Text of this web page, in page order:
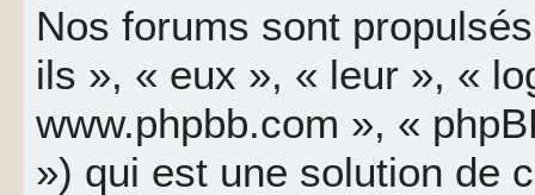
Nos forums sont
ils », « eux », « leur », «
www.phpbb.com », «
») qui est une solution de